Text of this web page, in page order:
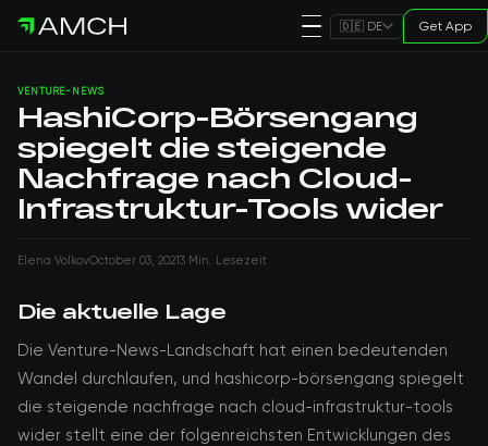
🇩🇪 DE Get App
VENTURE-NEWS
HashiCorp-Börsengang
spiegelt die steigende
Nachfrage nach Cloud-
Infrastruktur-Tools wider
Elena VolkovOctober 03, 20213 Min. Lesezeit
Die aktuelle Lage
Die Venture-News-Landschaft hat einen bedeutenden
Wandel durchlaufen, und hashicorp-börsengang spiegelt
die steigende nachfrage nach cloud-infrastruktur-tools
wider stellt eine der folgenreichsten Entwicklungen des